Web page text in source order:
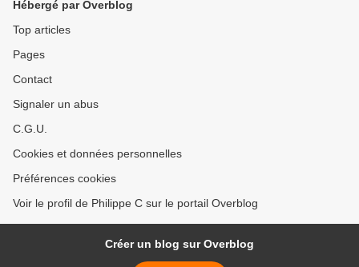
Hébergé par Overblog
Top articles
Pages
Contact
Signaler un abus
C.G.U.
Cookies et données personnelles
Préférences cookies
Voir le profil de Philippe C sur le portail Overblog
Créer un blog sur Overblog